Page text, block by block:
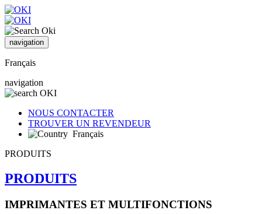
navigation
Français
navigation
NOUS CONTACTER
TROUVER UN REVENDEUR
Français
PRODUITS
PRODUITS
IMPRIMANTES ET MULTIFONCTIONS